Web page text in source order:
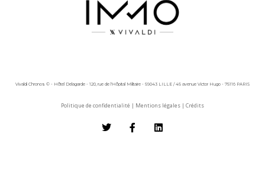
Vivaldi Chronos © - Hôtel Delagarde - 120, rue de l'Hôpital Militaire - 59043 LILLE / 45 avenue Victor Hugo - 75116 PARIS
Politique de confidentialité | Mentions légales | Crédits